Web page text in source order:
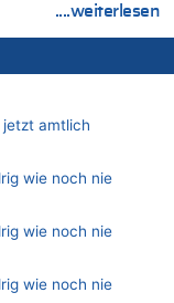
....weiterlesen
jetzt amtlich
wie noch nie
wie noch nie
wie noch nie